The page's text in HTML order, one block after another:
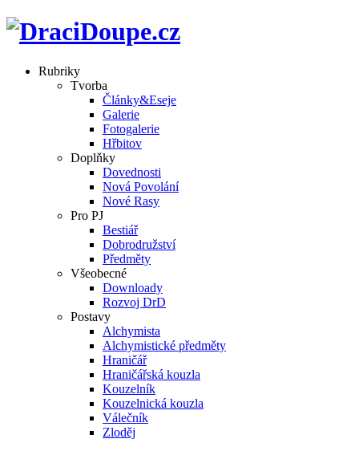
Rubriky
Tvorba
Články&Eseje
Galerie
Fotogalerie
Hřbitov
Doplňky
Dovednosti
Nová Povolání
Nové Rasy
Pro PJ
Bestiář
Dobrodružství
Předměty
Všeobecné
Downloady
Rozvoj DrD
Postavy
Alchymista
Alchymistické předměty
Hraničář
Hraničářská kouzla
Kouzelník
Kouzelnická kouzla
Válečník
Zloděj